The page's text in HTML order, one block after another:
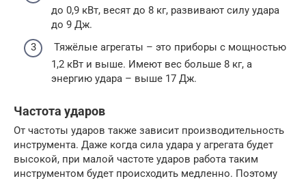
до 0,9 кВт, весят до 8 кг, развивают силу удара
до 9 Дж.
Тяжёлые агрегаты – это приборы с мощностью
1,2 кВт и выше. Имеют вес больше 8 кг, а
энергию удара – выше 17 Дж.
Частота ударов
От частоты ударов также зависит производительность
инструмента. Даже когда сила удара у агрегата будет
высокой, при малой частоте ударов работа таким
инструментом будет происходить медленно. Поэтому